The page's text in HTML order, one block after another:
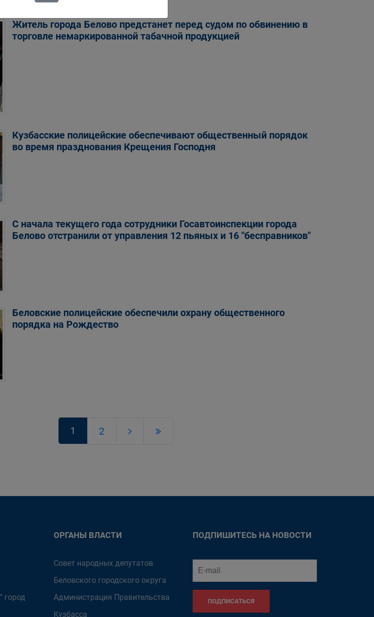
Житель города Белово предстанет перед судом по обвинению в
торговле немаркированной табачной продукцией
Кузбасские полицейские обеспечивают общественный порядок
во время празднования Крещения Господня
С начала текущего года сотрудники Госавтоинспекции города
Белово отстранили от управления 12 пьяных и 16 "бесправников"
Беловские полицейские обеспечили охрану общественного
порядка на Рождество
1 2
город
ОРГАНЫ ВЛАСТИ
Совет народных депутатов
Беловского городского округа
Администрация Правительства
Кузбасса
ПОДПИШИТЕСЬ НА НОВОСТИ
ПОДПИСАТЬСЯ